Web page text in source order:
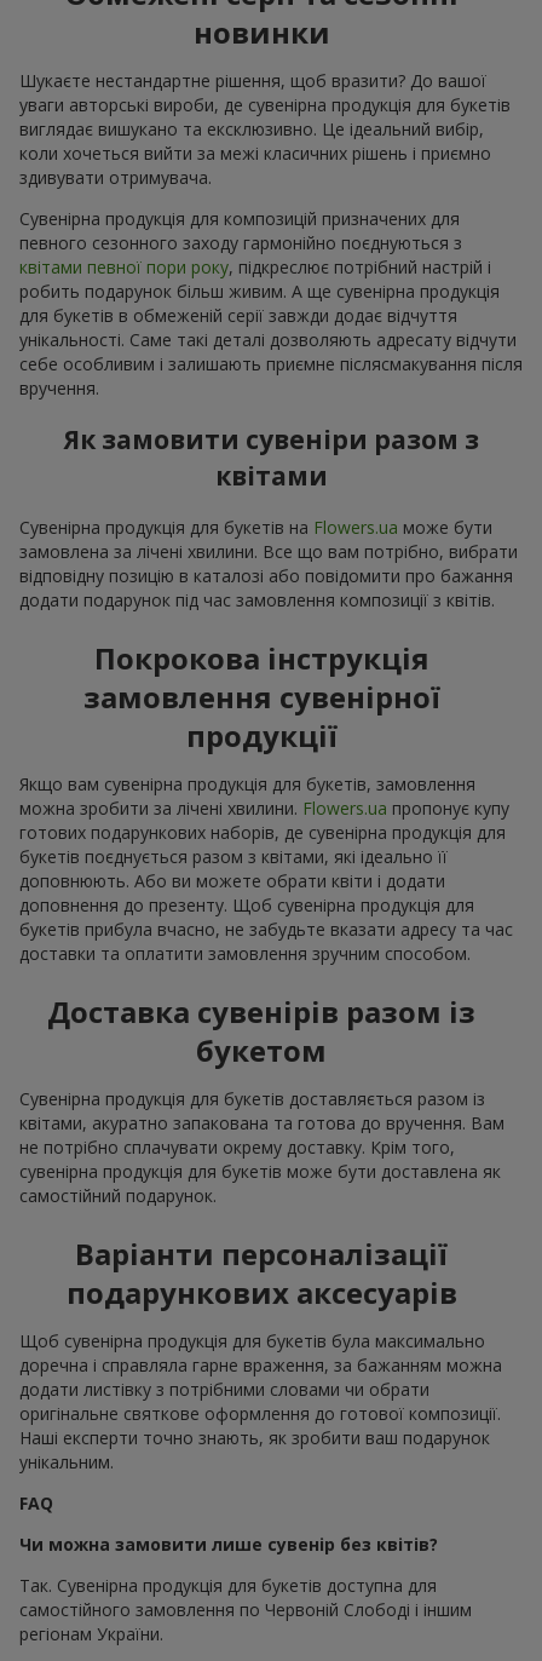
новинки
Шукаєте нестандартне рішення, щоб вразити? До вашої
уваги авторські вироби, де сувенірна продукція для букетів
виглядає вишукано та ексклюзивно. Це ідеальний вибір,
коли хочеться вийти за межі класичних рішень і приємно
здивувати отримувача.
Сувенірна продукція для композицій призначених для
певного сезонного заходу гармонійно поєднуються з
квітами певної пори року, підкреслює потрібний настрій і
робить подарунок більш живим. А ще сувенірна продукція
для букетів в обмеженій серії завжди додає відчуття
унікальності. Саме такі деталі дозволяють адресату відчути
себе особливим і залишають приємне післясмакування після
вручення.
Як замовити сувеніри разом з
квітами
Сувенірна продукція для букетів на Flowers.ua може бути
замовлена за лічені хвилини. Все що вам потрібно, вибрати
відповідну позицію в каталозі або повідомити про бажання
додати подарунок під час замовлення композиції з квітів.
Покрокова інструкція
замовлення сувенірної
продукції
Якщо вам сувенірна продукція для букетів, замовлення
можна зробити за лічені хвилини. Flowers.ua пропонує купу
готових подарункових наборів, де сувенірна продукція для
букетів поєднується разом з квітами, які ідеально її
доповнюють. Або ви можете обрати квіти і додати
доповнення до презенту. Щоб сувенірна продукція для
букетів прибула вчасно, не забудьте вказати адресу та час
доставки та оплатити замовлення зручним способом.
Доставка сувенірів разом із
букетом
Сувенірна продукція для букетів доставляється разом із
квітами, акуратно запакована та готова до вручення. Вам
не потрібно сплачувати окрему доставку. Крім того,
сувенірна продукція для букетів може бути доставлена як
самостійний подарунок.
Варіанти персоналізації
подарункових аксесуарів
Щоб сувенірна продукція для букетів була максимально
доречна і справляла гарне враження, за бажанням можна
додати листівку з потрібними словами чи обрати
оригінальне святкове оформлення до готової композиції.
Наші експерти точно знають, як зробити ваш подарунок
унікальним.
FAQ
Чи можна замовити лише сувенір без квітів?
Так. Сувенірна продукція для букетів доступна для
самостійного замовлення по Червоній Слободі і іншим
регіонам України.